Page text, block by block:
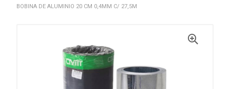
BOBINA DE ALUMINIO 20 CM 0,4MM C/ 27,5M